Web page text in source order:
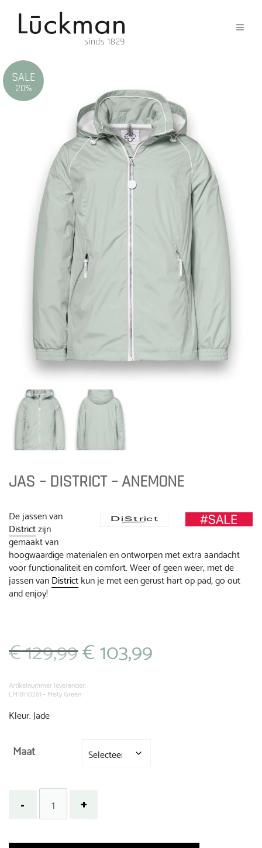
SALE
20%
JAS – DISTRICT – ANEMONE
De jassen van
Districtzijn
gemaakt van
hoogwaardige materialen en ontworpen met extra aandacht
voor functionaliteit en comfort. Weer of geen weer, met de
jassen vanDistrictkun je met een gerust hart op pad, go out
and enjoy!
€129,99 Oorspronkelijke
prijs
€ 129,99.
€103,99
Artikelnummer leverancier:
LM18110261 - Misty Green
Kleur: Jade
Maat